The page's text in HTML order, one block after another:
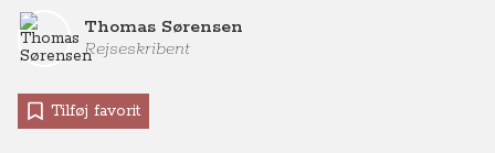
Thomas Sørensen
Rejseskribent
Tilføj favorit